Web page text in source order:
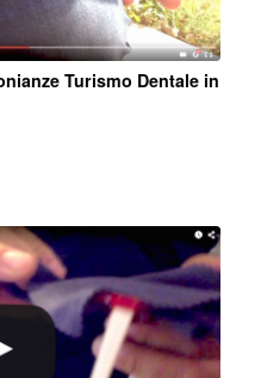
Turismo Dentale in